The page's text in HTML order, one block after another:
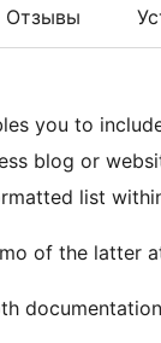
Отзывы
you to
blog or
list
of the latter